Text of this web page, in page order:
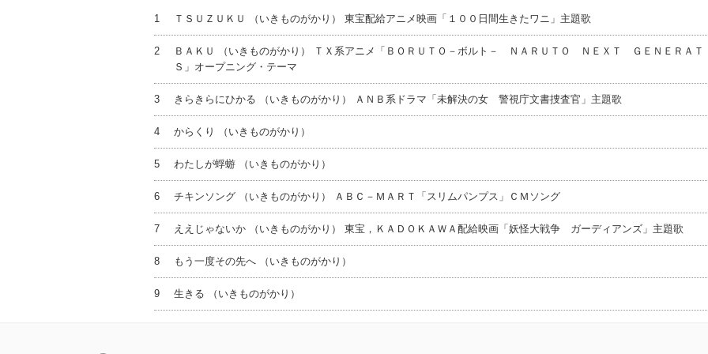
1 ＴＳＵＺＵＫＵ （いきものがかり） 東宝配給アニメ映画「１００日間生きたワニ」主題歌
2
ＢＡＫＵ （いきものがかり） ＴＸ系アニメ「ＢＯＲＵＴＯ－ボルト－ ＮＡＲＵＴＯ ＮＥＸＴ ＧＥＮＥＲＡＴ
Ｓ」オープニング・テーマ
3 きらきらにひかる （いきものがかり） ＡＮＢ系ドラマ「未解決の女 警視庁文書捜査官」主題歌
4 からくり （いきものがかり）
5 わたしが蜉蝣 （いきものがかり）
6 チキンソング （いきものがかり） ＡＢＣ－ＭＡＲＴ「スリムパンプス」ＣＭソング
7 ええじゃないか （いきものがかり） 東宝，ＫＡＤＯＫＡＷＡ配給映画「妖怪大戦争 ガーディアンズ」主題歌
8 もう一度その先へ （いきものがかり）
9 生きる （いきものがかり）